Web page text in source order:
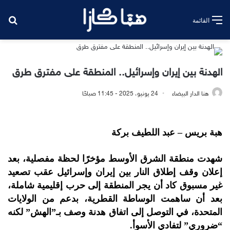
القائمة
الهدنة بين إيران وإسرائيل.. المنطقة على مفترق طرق
هنا الدار البيضاء 24 يونيو، 2025 - 11:45 صباحًا
هبة بريس – عبد اللطيف بركة
شهدت منطقة الشرق الأوسط مؤخرًا لحظة مفصلية، بعد
إعلان وقف إطلاق النار بين إيران وإسرائيل عقب تصعيد
غير مسبوق كاد أن يجر المنطقة إلى حرب إقليمية شاملة،
بعد أن ساهمت الوساطة القطرية، بدعم من الولايات
المتحدة، في التوصل إلى اتفاق هدنة وصف بـ”الهش” لكنه
“ضروري” لتفادي الأسوأ.